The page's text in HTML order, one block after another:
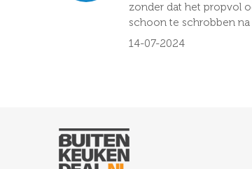
zonder dat het propvol
schoon te schrobben na
14-07-2024